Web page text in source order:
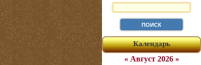
Календарь
« Август 2026 »